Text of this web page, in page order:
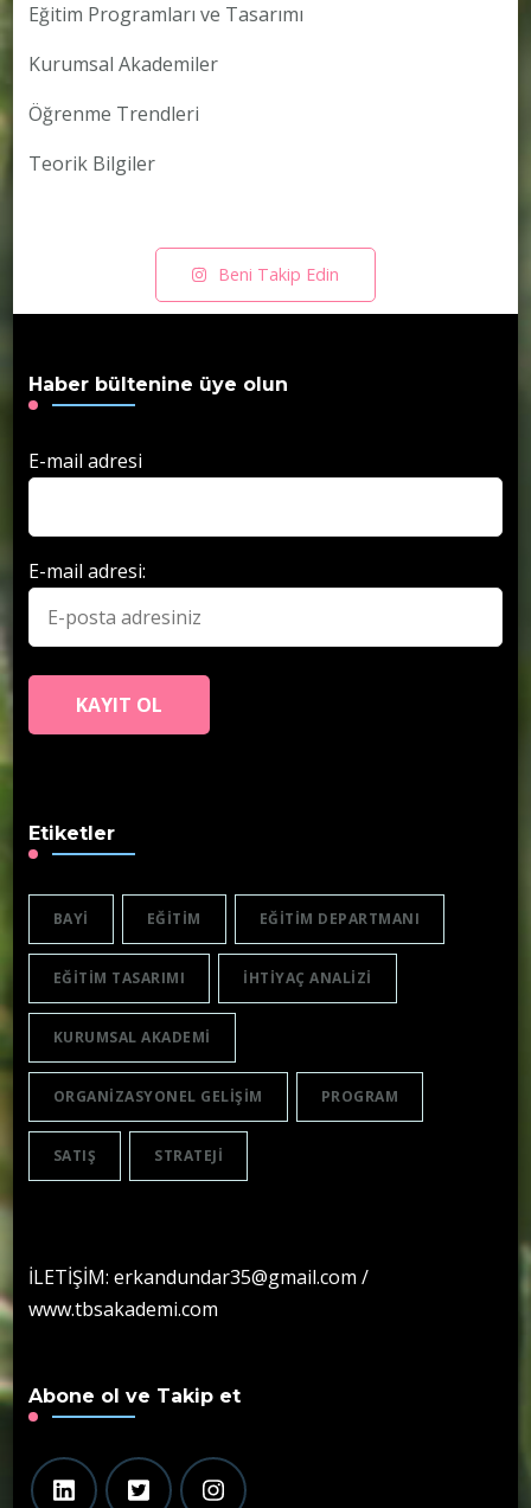
Eğitim Programları ve Tasarımı
Kurumsal Akademiler
Öğrenme Trendleri
Teorik Bilgiler
Beni Takip Edin
Haber bültenine üye olun
E-mail adresi
E-mail adresi:
Etiketler
BAYI EĞITIM EĞITIM DEPARTMANI
EĞITIM TASARIMI IHTIYAÇ ANALIZI
KURUMSAL AKADEMI
ORGANIZASYONEL GELIŞIM PROGRAM
SATIŞ STRATEJI
İLETİŞİM: erkandundar35@gmail.com /
www.tbsakademi.com
Abone ol ve Takip et